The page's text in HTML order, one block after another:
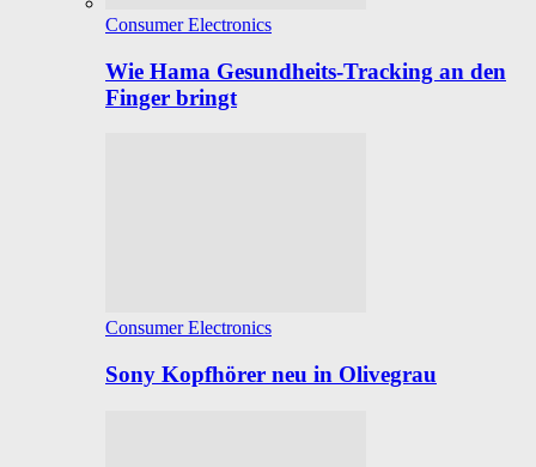
Consumer Electronics
Wie Hama Gesundheits-Tracking an den
Finger bringt
Consumer Electronics
Sony Kopfhörer neu in Olivegrau